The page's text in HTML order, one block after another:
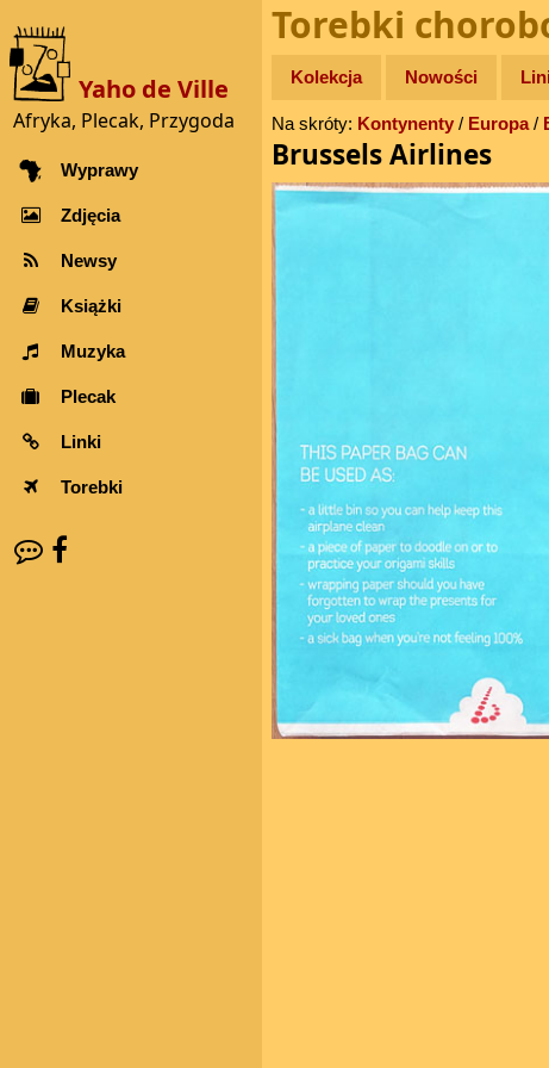
Yaho de Ville
Afryka, Plecak, Przygoda
Wyprawy
Zdjęcia
Newsy
Książki
Muzyka
Plecak
Linki
Torebki
Torebki
Kolekcja Nowości
Na skróty: Kontynenty/ Europa/
Brussels Airlines